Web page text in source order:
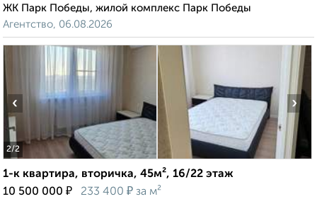
ЖК Парк Победы, жилой комплекс Парк Победы
Агентство, 06.08.2026
2/2
‹ ›
1-к квартира, вторичка, 45м², 16/22 этаж
10 500 000 ₽ 233 400 ₽ за м²